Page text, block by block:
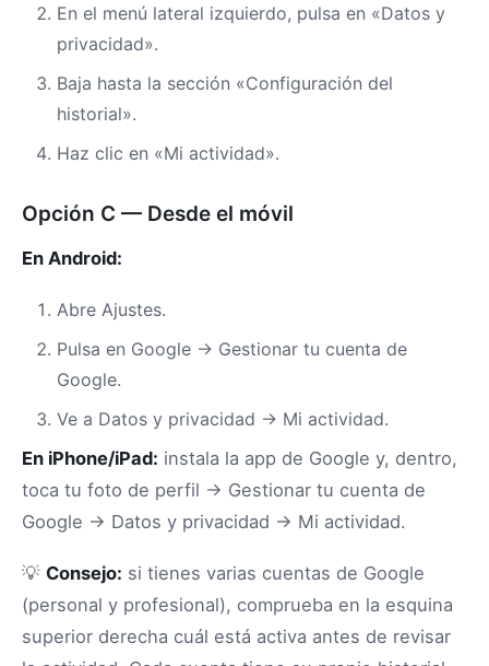
En el menú lateral izquierdo, pulsa en «Datos y
privacidad».
Baja hasta la sección «Configuración del
historial».
Haz clic en «Mi actividad».
Opción C — Desde el móvil
En Android:
Abre Ajustes.
Pulsa en Google → Gestionar tu cuenta de
Google.
Ve a Datos y privacidad → Mi actividad.
En iPhone/iPad: instala la app de Google y, dentro,
toca tu foto de perfil → Gestionar tu cuenta de
Google → Datos y privacidad → Mi actividad.
💡 Consejo: si tienes varias cuentas de Google
(personal y profesional), comprueba en la esquina
superior derecha cuál está activa antes de revisar